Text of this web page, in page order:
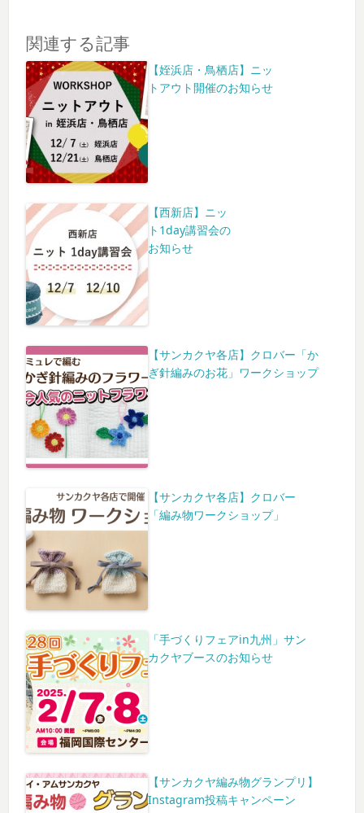
関連する記事
【姪浜店・鳥栖店】ニッ
トアウト開催のお知らせ
【西新店】ニッ
ト1day講習会の
お知らせ
【サンカクヤ各店】クロバー「か
ぎ針編みのお花」ワークショップ
【サンカクヤ各店】クロバー
「編み物ワークショップ」
「手づくりフェアin九州」サン
カクヤブースのお知らせ
【サンカクヤ編み物グランプリ】
Instagram投稿キャンペーン